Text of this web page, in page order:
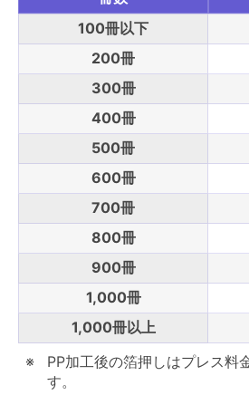
100冊以下
200冊
300冊
400冊
500冊
600冊
700冊
800冊
900冊
1,000冊
1,000冊以上
PP加工後の箔押しはプレス料
す。